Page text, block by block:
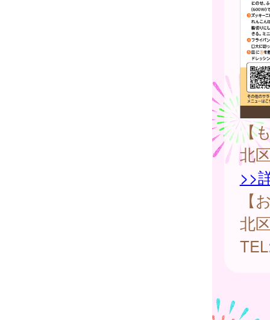
【
北
>>
【
北